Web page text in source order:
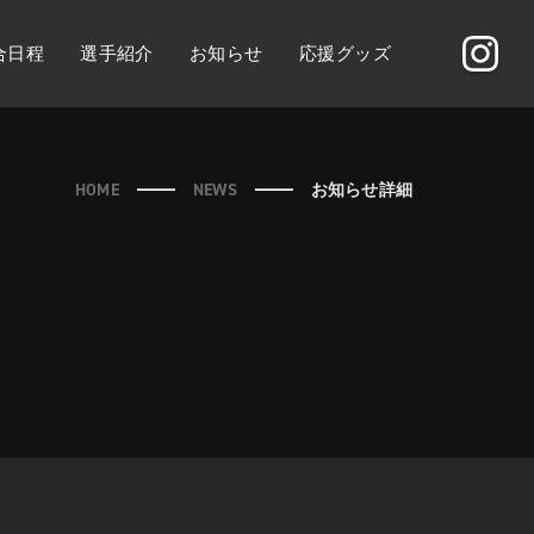
日程 選手紹介 お知らせ 応援グッズ
HOME NEWS お知らせ詳細